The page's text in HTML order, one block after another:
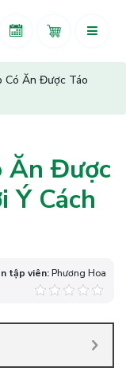
Có Ăn Được Táo
Ăn Được
Ý Cách
tập viên:Phương Hoa